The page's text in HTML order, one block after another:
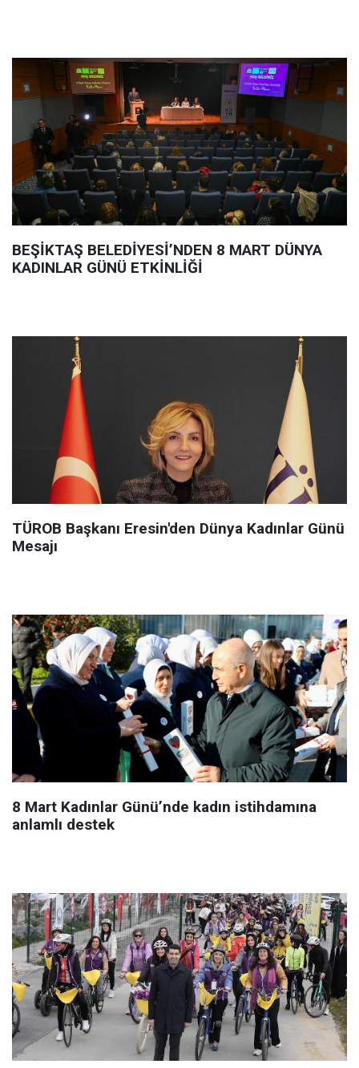
BEŞİKTAŞ BELEDİYESİ’NDEN 8 MART DÜNYA
KADINLAR GÜNÜ ETKİNLİĞİ
TÜROB Başkanı Eresin'den Dünya Kadınlar Günü
Mesajı
8 Mart Kadınlar Günü’nde kadın istihdamına
anlamlı destek